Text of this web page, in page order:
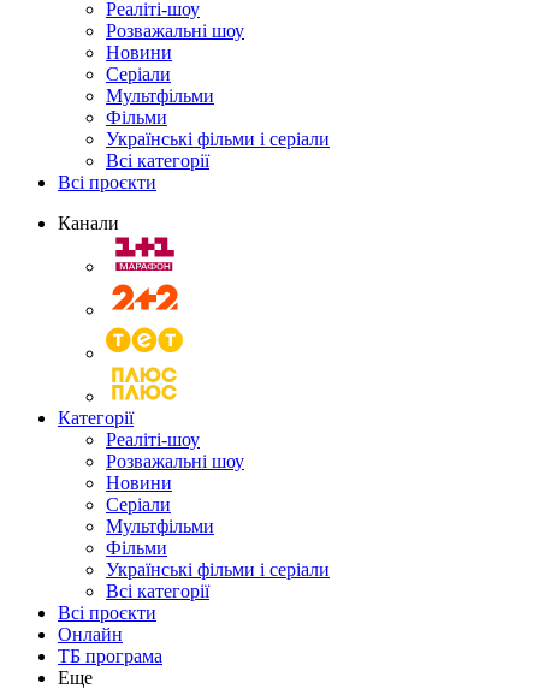
Реаліті-шоу
Розважальні шоу
Новини
Серіали
Мультфільми
Фільми
Українські фільми і серіали
Всі категорії
Всі проєкти
Канали
Категорії
Реаліті-шоу
Розважальні шоу
Новини
Серіали
Мультфільми
Фільми
Українські фільми і серіали
Всі категорії
Всі проєкти
Онлайн
ТБ програма
Еще